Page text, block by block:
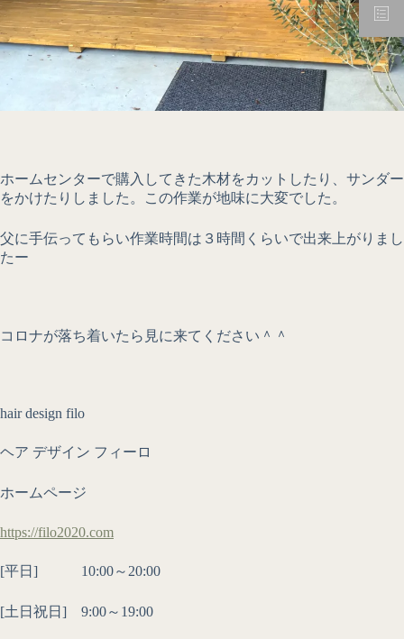
ホームセンターで購入してきた木材をカットしたり、サンダー
をかけたりしました。この作業が地味に大変でした。
父に手伝ってもらい作業時間は３時間くらいで出来上がりまし
たー
コロナが落ち着いたら見に来てください＾＾
hair design filo
ヘア デザイン フィーロ
ホームページ
https://filo2020.com
[平日] 10:00～20:00
[土日祝日] 9:00～19:00